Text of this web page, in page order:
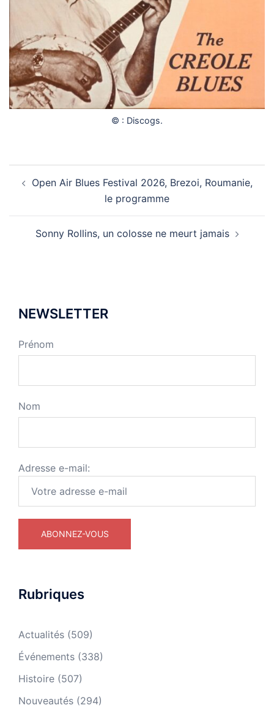
© : Discogs.
d’article
Open Air Blues Festival 2026, Brezoi, Roumanie,
le programme
Sonny Rollins, un colosse ne meurt jamais
NEWSLETTER
Prénom
Nom
Adresse e-mail:
Rubriques
Actualités (509)
Événements (338)
Histoire (507)
Nouveautés (294)